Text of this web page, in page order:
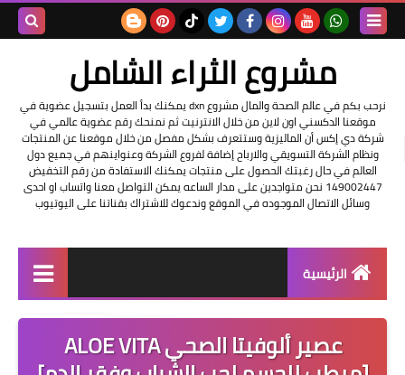
مشروع الثراء الشامل
نرحب بكم في عالم الصحة والمال مشروع dxn يمكنك بدأ العمل بتسجيل عضوية في
موقعنا الدكسني اون لاين من خلال الانترنيت ثم نمنحك رقم عضوية عالمي في
شركة دي إكس أن الماليزية وستتعرف بشكل مفصل من خلال موقعنا عن المنتجات
ونظام الشركة التسويقي والارباح إضافة لفروع الشركة وعنواينهم في جميع دول
العالم في حال رغبتك الحصول على منتجات يمكنك الاستفادة من رقم التخفيض
149002447 نحن متواجدين على مدار الساعه يمكن التواصل معنا واتساب او احدى
وسائل الاتصال الموجوده في الموقع وندعوك للاشتراك بقناتنا على اليوتيوب
الرئيسية
التسجيل في الشركه
عناوين شركة dxnعصير ألوفيتا الصحي ALOE VITA